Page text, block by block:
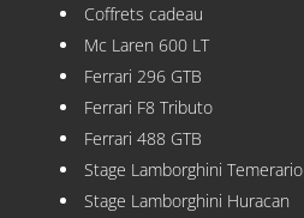
Coffrets cadeau
Mc Laren 600 LT
Ferrari 296 GTB
Ferrari F8 Tributo
Ferrari 488 GTB
Stage Lamborghini Temerario
Stage Lamborghini Huracan